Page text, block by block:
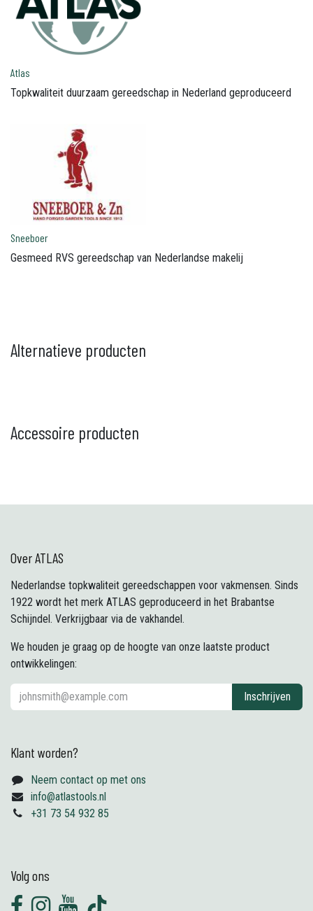
Atlas
Topkwaliteit duurzaam gereedschap in Nederland geproduceerd
Sneeboer
Gesmeed RVS gereedschap van Nederlandse makelij
Alternatieve producten
Accessoire producten
Over ATLAS
Nederlandse topkwaliteit gereedschappen voor vakmensen. Sinds
1922 wordt het merk ATLAS geproduceerd in het Brabantse
Schijndel. Verkrijgbaar via de vakhandel.
We houden je graag op de hoogte van onze laatste product
ontwikkelingen:
Inschrijven
Klant worden?
Neem contact op met ons
info@atlastools.nl
+31 73 54 932 85
Volg ons